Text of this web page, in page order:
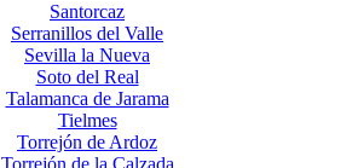
Santorcaz
Serranillos del Valle
Sevilla la Nueva
Soto del Real
Talamanca de Jarama
Tielmes
Torrejón de Ardoz